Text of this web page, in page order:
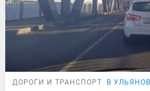
ДОРОГИ И ТРАНСПОРТ В